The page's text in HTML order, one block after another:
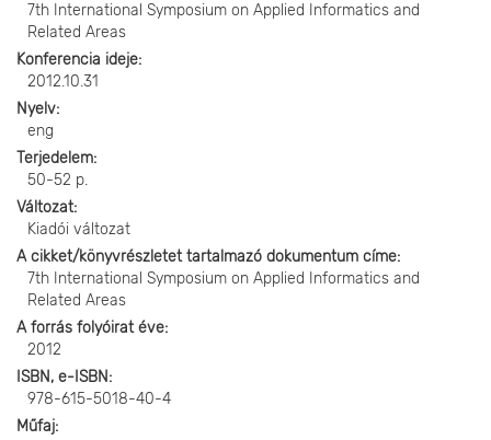
7th International Symposium on Applied Informatics and
Related Areas
Konferencia ideje
2012.10.31
Nyelv
eng
Terjedelem
50-52 p.
Változat
Kiadói változat
A cikket/könyvrészletet tartalmazó dokumentum címe
7th International Symposium on Applied Informatics and
Related Areas
A forrás folyóirat éve
2012
ISBN, e-ISBN
978-615-5018-40-4
Műfaj